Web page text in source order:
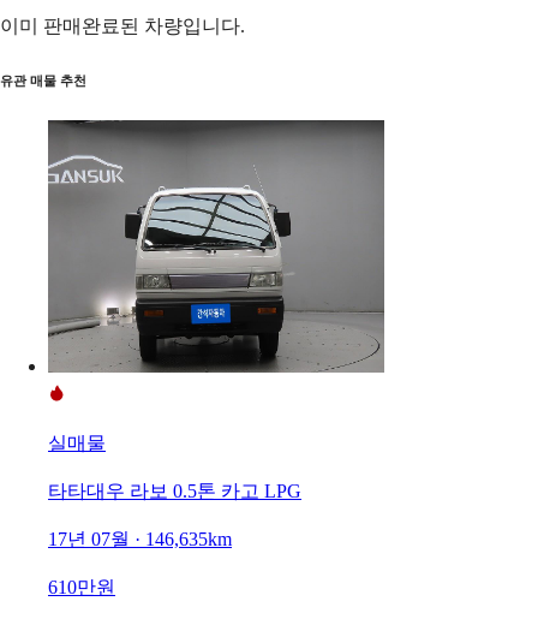
이미 판매완료된 차량입니다.
유관 매물 추천
실매물
타타대우 라보 0.5톤 카고 LPG
17년 07월 · 146,635km
610만원